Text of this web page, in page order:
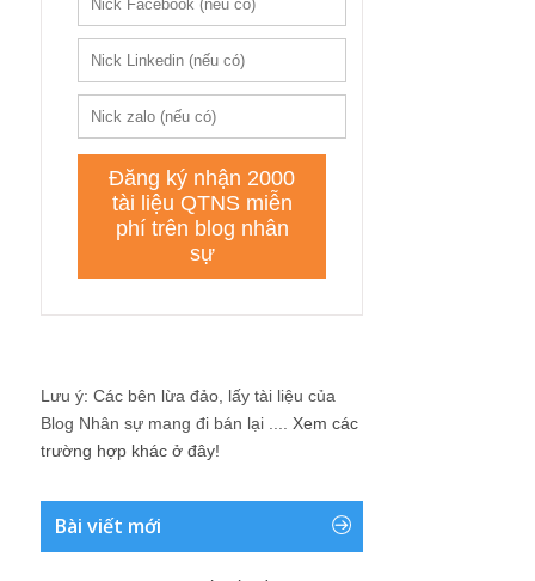
Lưu ý: Các bên lừa đảo, lấy tài liệu của
Blog Nhân sự mang đi bán lại .... Xem các
trường hợp khác ở đây!
Bài viết mới